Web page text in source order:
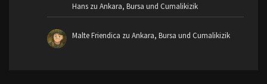
Hans zuAnkara, Bursa und Cumalikizik
Malte Friendica zuAnkara, Bursa und Cumalikizik